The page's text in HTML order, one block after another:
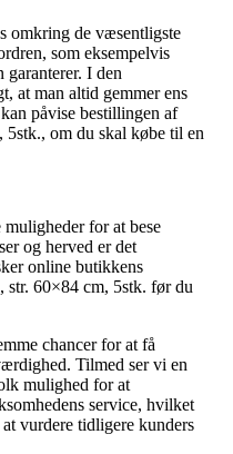
omkring de væsentligste
som eksempelvis
I den
at man altid gemmer ens
påvise bestillingen af
om du skal købe til en
for at bese
og herved er det
online butikkens
str. 60×84 cm, 5stk. før du
chancer for at få
Tilmed ser vi en
mulighed for at
service, hvilket
vurdere tidligere kunders